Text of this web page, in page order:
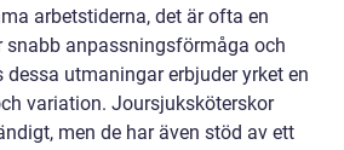
arbetstiderna, det är ofta en
snabb anpassningsförmåga och
dessa utmaningar erbjuder yrket en
variation. Joursjuksköterskor
men de har även stöd av ett